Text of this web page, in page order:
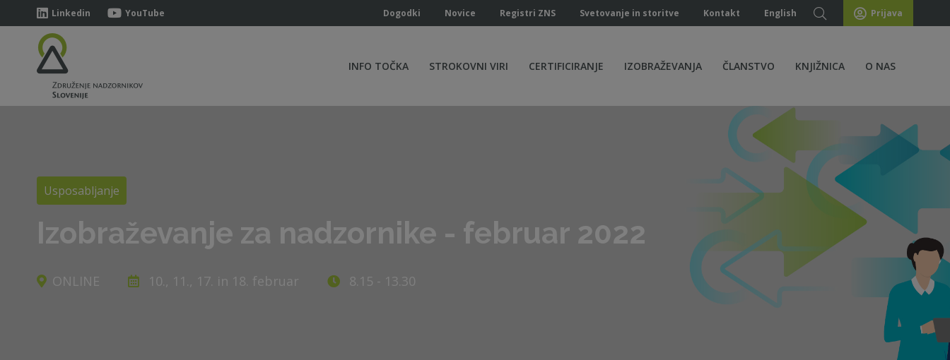
Linkedin YouTube Dogodki Novice Registri ZNS Svetovanje in storitve Kontakt English Prijava
INFO TOČKA STROKOVNI VIRI CERTIFICIRANJE IZOBRAŽEVANJA ČLANSTVO KNJIŽNICA O NAS
Usposabljanje
Izobraževanje za nadzornike - februar 2022
ONLINE 10., 11., 17. in 18. februar 8.15 - 13.30